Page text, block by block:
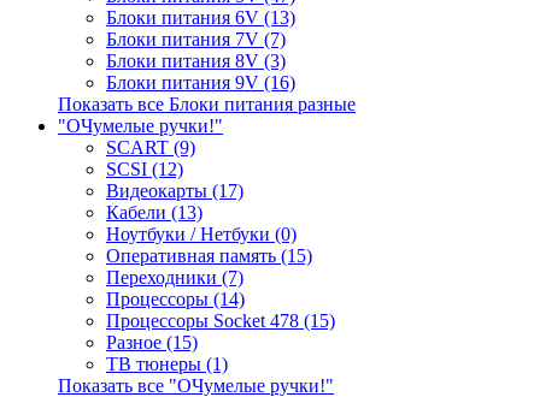
Блоки питания 6V (13)
Блоки питания 7V (7)
Блоки питания 8V (3)
Блоки питания 9V (16)
Показать все Блоки питания разные
"ОЧумелые ручки!"
SCART (9)
SCSI (12)
Видеокарты (17)
Кабели (13)
Ноутбуки / Нетбуки (0)
Оперативная память (15)
Переходники (7)
Процессоры (14)
Процессоры Socket 478 (15)
Разное (15)
ТВ тюнеры (1)
Показать все "ОЧумелые ручки!"